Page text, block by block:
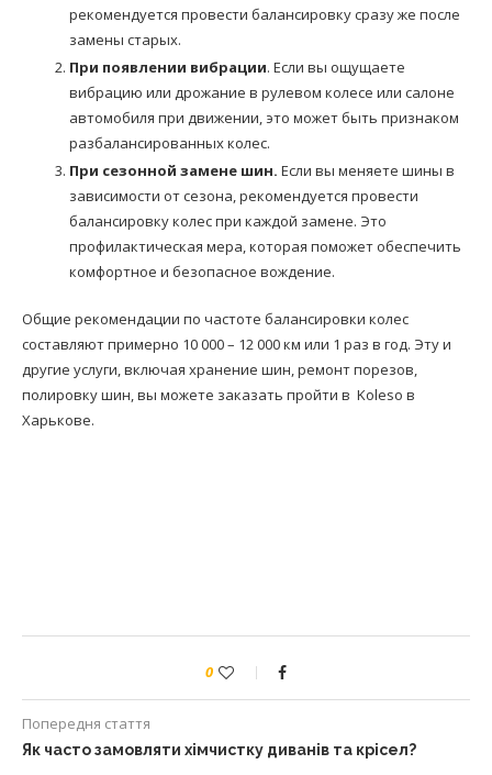
рекомендуется провести балансировку сразу же после
замены старых.
При появлении вибрации. Если вы ощущаете
вибрацию или дрожание в рулевом колесе или салоне
автомобиля при движении, это может быть признаком
разбалансированных колес.
При сезонной замене шин. Если вы меняете шины в
зависимости от сезона, рекомендуется провести
балансировку колес при каждой замене. Это
профилактическая мера, которая поможет обеспечить
комфортное и безопасное вождение.
Общие рекомендации по частоте балансировки колес
составляют примерно 10 000 – 12 000 км или 1 раз в год. Эту и
другие услуги, включая хранение шин, ремонт порезов,
полировку шин, вы можете заказать пройти в Koleso в
Харькове.
0
Попередня стаття
Як часто замовляти хімчистку диванів та крісел?